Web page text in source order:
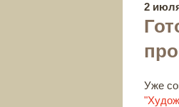
2
Уже